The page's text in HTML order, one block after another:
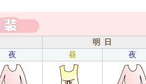
明 日
夜 昼 夜